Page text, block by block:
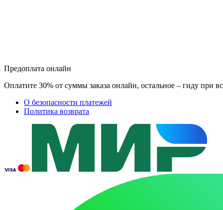
Предоплата онлайн
Оплатите 30% от суммы заказа онлайн, остальное – гиду при
О безопасности платежей
Политика возврата